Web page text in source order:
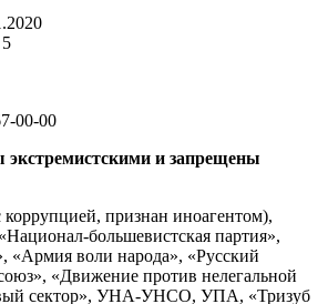
00-00
экстремистскими и запрещены
признан иноагентом),
большевистская партия»,
«Армия воли народа», «Русский
«Движение против нелегальной
сектор», УНА-УНСО, УПА, «Тризуб